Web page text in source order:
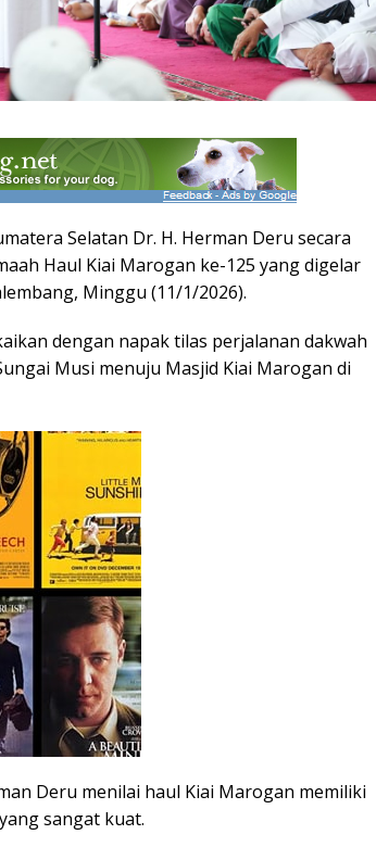
Selatan Dr. H. Herman Deru secara
Haul Kiai Marogan ke-125 yang digelar
Minggu (11/1/2026).
dengan napak tilas perjalanan dakwah
Musi menuju Masjid Kiai Marogan di
Deru menilai haul Kiai Marogan memiliki
sangat kuat.